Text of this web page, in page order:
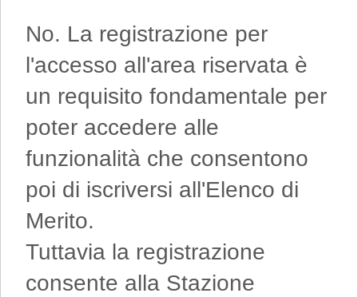
No. La registrazione per
l'accesso all'area riservata è
un requisito fondamentale per
poter accedere alle
funzionalità che consentono
poi di iscriversi all'Elenco di
Merito.
Tuttavia la registrazione
consente alla Stazione